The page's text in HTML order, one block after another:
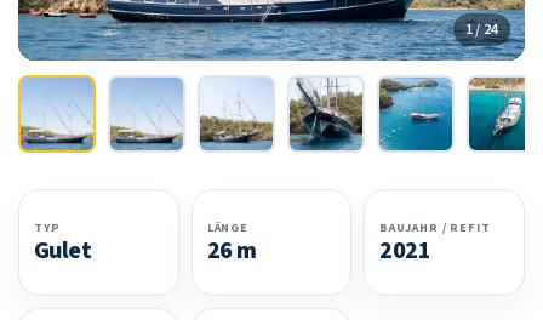
1 / 24
TYP
Gulet
LÄNGE
26 m
BAUJAHR / REFIT
2021